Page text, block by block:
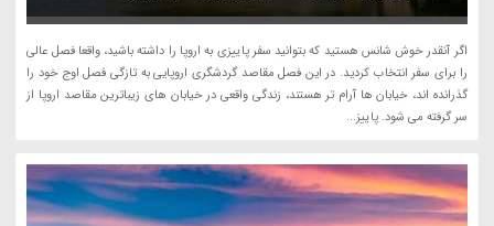
اگر آنقدر خوش شانس هستید که بتوانید سفر پاییزی به اروپا را داشته باشید، واقعا فصل عالی
را برای سفر انتخاب کردید. در این فصل مقاصد گردشگری اروپایی به تازگی فصل اوج خود را
گذرانده اند، خیابان ها آرام تر هستند، زندگی واقعی در خیابان های زیباترین مقاصد اروپا از
سر گرفته می شود. پاییز...